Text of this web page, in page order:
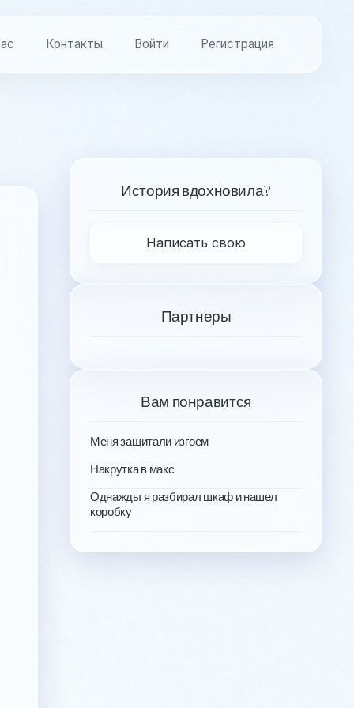
Контакты Войти Регистрация
История вдохновила?
Написать свою
Партнеры
Вам понравится
Меня защитали изгоем
Накрутка в макс
Однажды я разбирал шкаф и нашел
коробку